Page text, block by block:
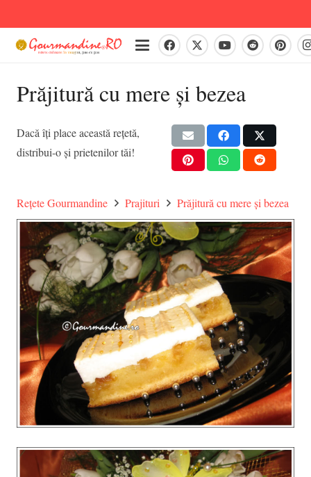
Prăjitură cu mere și bezea
Dacă îți place această rețetă,
distribui-o și prietenilor tăi!
Rețete Gourmandine Prajituri Prăjitură cu mere și bezea